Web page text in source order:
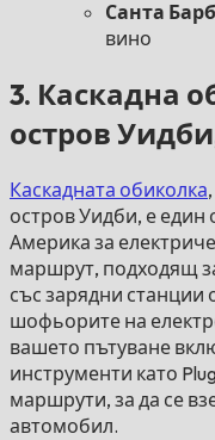
Санта
вино
3. Каскадна
остров
Каскадната обиколка
остров Уидби, е
Америка за
маршрут, подходящ
със зарядни станции
шофьорите на
вашето пътуване
инструменти като
маршрути, за да се
автомобил.